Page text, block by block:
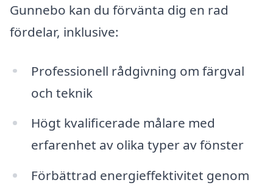
Gunnebo kan du förvänta dig en rad
fördelar, inklusive:
Professionell rådgivning om färgval
och teknik
Högt kvalificerade målare med
erfarenhet av olika typer av fönster
Förbättrad energieffektivitet genom